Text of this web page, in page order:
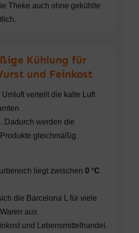
Theke auch ohne gekühlte
Kühlung für
und Feinkost
verteilt die kalte Luft
Dadurch werden die
gleichmäßig
liegt zwischen 0 °C
die Barcelona L für viele
aus
und Lebensmittelhandel.